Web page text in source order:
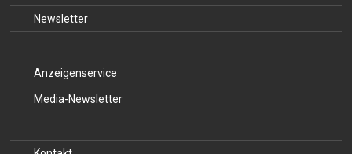
Newsletter
Anzeigenservice
Media-Newsletter